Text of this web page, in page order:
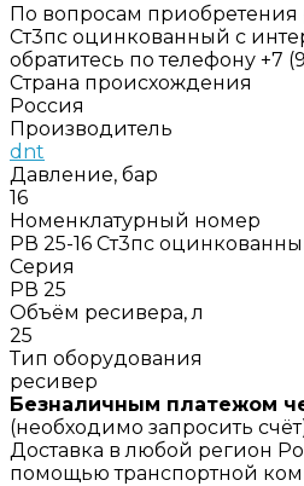
По вопросам приобретения
Ст3пс оцинкованный с
обратитесь по телефону +7
Страна происхождения
Россия
Производитель
dnt
Давление, бар
16
Номенклатурный номер
РВ 25-16 Ст3пс
Серия
РВ 25
Объём ресивера, л
25
Тип оборудования
ресивер
Безналичным платежом
(необходимо запросить
Доставка в любой регион
помощью транспортной